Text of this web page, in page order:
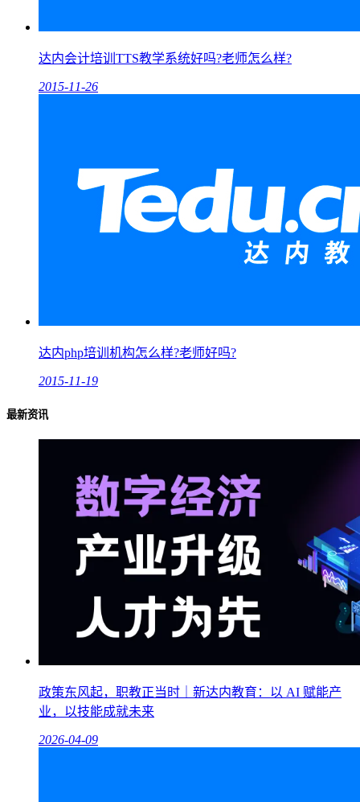
达内会计培训TTS教学系统好吗?老师怎么样?
2015-11-26
达内php培训机构怎么样?老师好吗?
2015-11-19
最新资讯
政策东风起，职教正当时｜新达内教育：以 AI 赋能产
业，以技能成就未来
2026-04-09